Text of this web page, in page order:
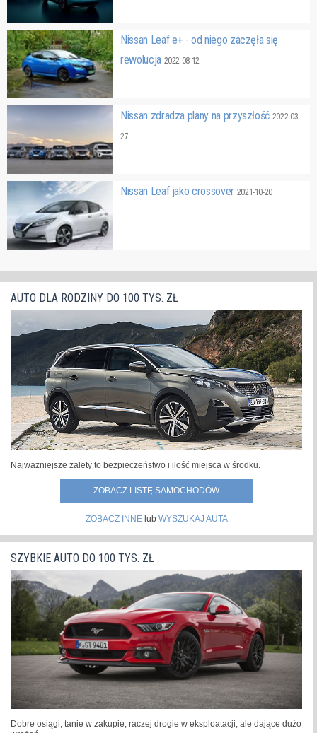
Nissan Leaf e+ - od niego zaczęła się
rewolucja 2022-08-12
Nissan zdradza plany na przyszłość 2022-03-
27
Nissan Leaf jako crossover 2021-10-20
AUTO DLA RODZINY DO 100 TYS. ZŁ
Najważniejsze zalety to bezpieczeństwo i ilość miejsca w środku.
ZOBACZ LISTĘ SAMOCHODÓW
ZOBACZ INNElub WYSZUKAJ AUTA
SZYBKIE AUTO DO 100 TYS. ZŁ
Dobre osiągi, tanie w zakupie, raczej drogie w eksploatacji, ale dające dużo